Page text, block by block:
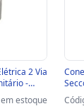
2 Via
-
estoque